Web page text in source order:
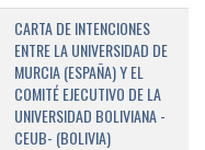
CARTA DE INTENCIONES
ENTRE LA UNIVERSIDAD DE
MURCIA (ESPAÑA) Y EL
COMITÉ EJECUTIVO DE LA
UNIVERSIDAD BOLIVIANA -
CEUB- (BOLIVIA)